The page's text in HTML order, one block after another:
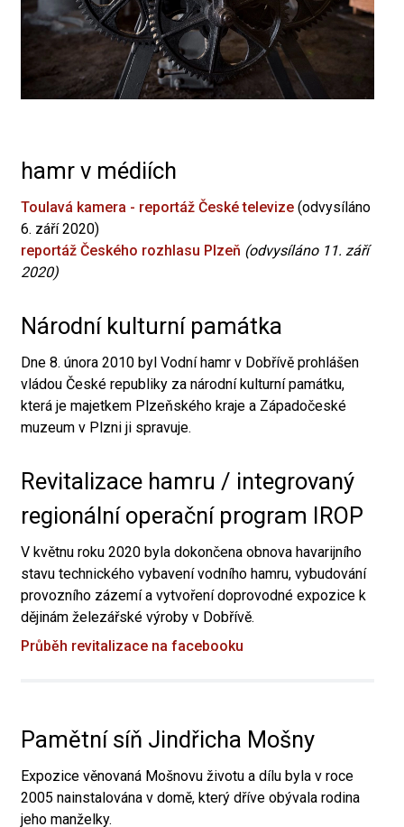
hamr v médiích
Toulavá kamera - reportáž České televize (odvysíláno
6. září 2020)
reportáž Českého rozhlasu Plzeň (odvysíláno 11. září
2020)
Národní kulturní památka
Dne 8. února 2010 byl Vodní hamr v Dobřívě prohlášen
vládou České republiky za národní kulturní památku,
která je majetkem Plzeňského kraje a Západočeské
muzeum v Plzni ji spravuje.
Revitalizace hamru / integrovaný
regionální operační program IROP
V květnu roku 2020 byla dokončena obnova havarijního
stavu technického vybavení vodního hamru, vybudování
provozního zázemí a vytvoření doprovodné expozice k
dějinám železářské výroby v Dobřívě.
Průběh revitalizace na facebooku
Pamětní síň Jindřicha Mošny
Expozice věnovaná Mošnovu životu a dílu byla v roce
2005 nainstalována v domě, který dříve obývala rodina
jeho manželky.